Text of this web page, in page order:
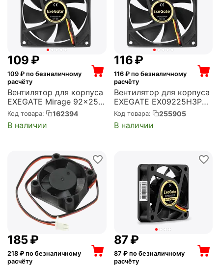
‍109‍ ₽
109 ₽ по безналичному
расчёту
Вентилятор для корпуса
EXEGATE Mirage 92x25S
92x92x25 мм, 2100 об/
мин, 41 CFM, 25 дБ, 3 pin
(EX166175RUS)
Код товара: 162394
В наличии
‍116‍₽
116₽ по безналичному
расчёту
Вентилятор для корпуса
EXEGATE EX09225H3P
92x92x25 мм, 2000 об/
мин, 40 CFM, 27 дБ, 3 pin
(EX253950RUS)
Код товара: 255905
В наличии
‍185‍₽
218 ₽ по безналичному
расчёту
‍87‍₽
87 ₽ по безналичному
расчёту